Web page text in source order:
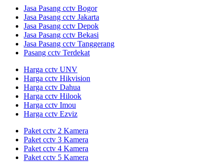
Jasa Pasang cctv Bogor
Jasa Pasang cctv Jakarta
Jasa Pasang cctv Depok
Jasa Pasang cctv Bekasi
Jasa Pasang cctv Tanggerang
Pasang cctv Terdekat
Harga cctv UNV
Harga cctv Hikvision
Harga cctv Dahua
Harga cctv Hilook
Harga cctv Imou
Harga cctv Ezviz
Paket cctv 2 Kamera
Paket cctv 3 Kamera
Paket cctv 4 Kamera
Paket cctv 5 Kamera